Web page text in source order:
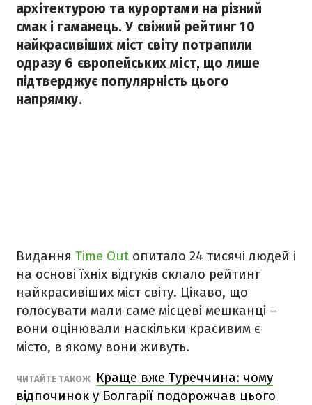
архітектурою та курортами на різний
смак і гаманець. У свіжий рейтинг 10
найкрасивіших міст світу потрапили
одразу 6 європейських міст, що лише
підтверджує популярність цього
напрямку.
Видання Time Out опитало 24 тисячі людей і
на основі їхніх відгуків склало рейтинг
найкрасивіших міст світу. Цікаво, що
голосувати мали саме місцеві мешканці –
вони оцінювали наскільки красивим є
місто, в якому вони живуть.
ЧИТАЙТЕ ТАКОЖ
Краще вже Туреччина: чому
відпочинок у Болгарії подорожчав цього